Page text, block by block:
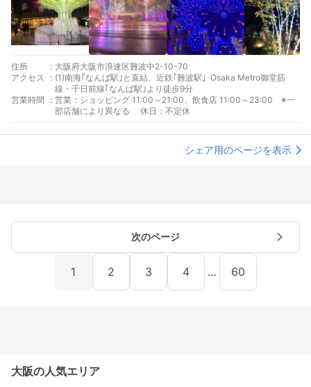
住所 : 大阪府大阪市浪速区難波中2-10-70
アクセス
: (1)南海｢なんば駅｣と直結、近鉄｢難波駅｣･Osaka Metro御堂筋
線・千日前線｢なんば駅｣より徒歩9分
営業時間
: 営業：ショッピング 11:00～21:00、飲食店 11:00～23:00 ※一
部店舗により異なる 休日：不定休
シェア用のページを表示
次のページ
1 2 3 4 … 60
大阪の人気エリア